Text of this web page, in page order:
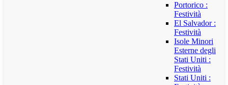
Portorico :
Festività
El Salvador :
Festività
Isole Minori
Esterne degli
Stati Uniti :
Festività
Stati Uniti :